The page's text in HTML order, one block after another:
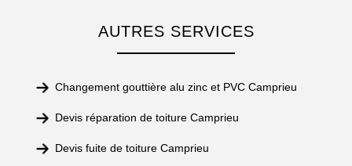
AUTRES SERVICES
Changement gouttière alu zinc et PVC Camprieu
Devis réparation de toiture Camprieu
Devis fuite de toiture Camprieu